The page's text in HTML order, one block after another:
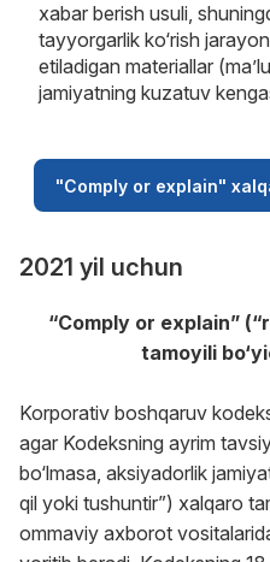
xabar berish usuli,
tayyorgarlik ko‘rish
etiladigan materiallar
jamiyatning kuzatuv
"Comply or explain"
2021 yil uchun
“Сomply or explain”
tamoyili
Korporativ boshqaruv
agar Kodeksning ayrim
bo‘lmasa, aksiyadorlik
qil yoki tushuntir”) xalqaro
ommaviy axborot